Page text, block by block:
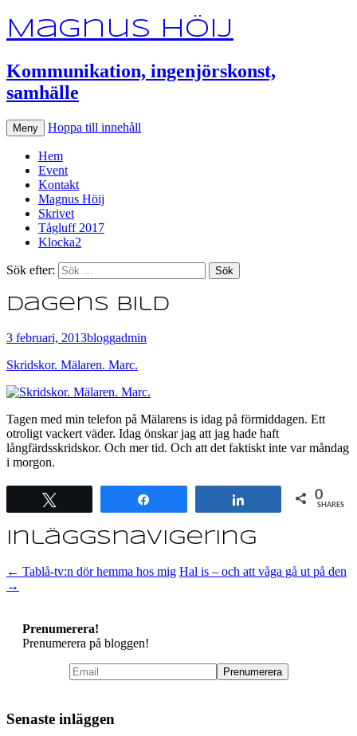
Magnus Höij
Kommunikation, ingenjörskonst,
samhälle
Meny Hoppa till innehåll
Hem
Event
Kontakt
Magnus Höij
Skrivet
Tågluff 2017
Klocka2
Sök efter:
Dagens bild
3 februari, 2013bloggadmin
Skridskor. Mälaren. Marc.
Tagen med min telefon på Mälarens is idag på förmiddagen. Ett
otroligt vackert väder. Idag önskar jag att jag hade haft
långfärdsskridskor. Och mer tid. Och att det faktiskt inte var måndag
i morgon.
0
SHARES
Inläggsnavigering
← Tablå-tv:n dör hemma hos mig Hal is – och att våga gå ut på den
→
Prenumerera!
Prenumerera på bloggen!
Senaste inläggen